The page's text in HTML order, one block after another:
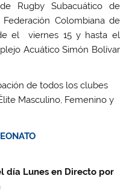
Rugby Subacuático de
Colombiana de
el viernes 15 y hasta el
Acuático Simón Bolívar
de todos los clubes
Masculino, Femenino y
día Lunes en Directo por